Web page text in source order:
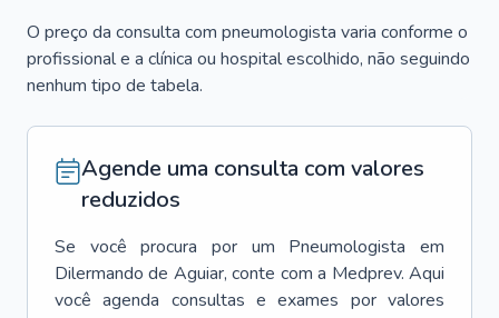
O preço da consulta com pneumologista varia conforme o
profissional e a clínica ou hospital escolhido, não seguindo
nenhum tipo de tabela.
Agende uma consulta com valores
reduzidos
Se você procura por um Pneumologista
em
Dilermando de Aguiar, conte com a Medprev. Aqui
você agenda consultas e exames por valores